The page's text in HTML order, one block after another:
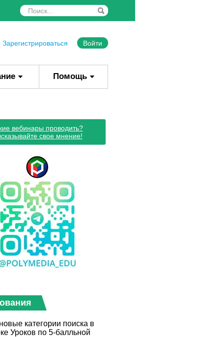
Зарегистрироваться Войти
Помощь
вебинары проводить?
свое мнение!
категории поиска в
Уроков по 5-балльной